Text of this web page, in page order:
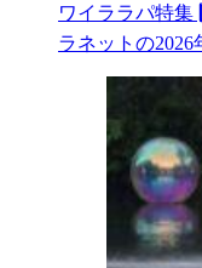
ワイララパ特集
ラネットの2026